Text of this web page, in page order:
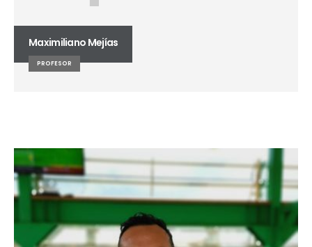
Maximiliano Mejías
PROFESOR